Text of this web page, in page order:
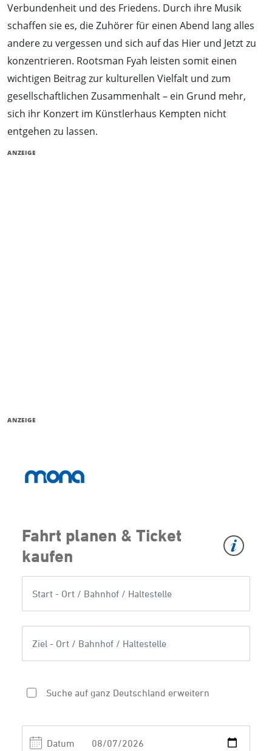
Verbundenheit und des Friedens. Durch ihre Musik
schaffen sie es, die Zuhörer für einen Abend lang alles
andere zu vergessen und sich auf das Hier und Jetzt zu
konzentrieren. Rootsman Fyah leisten somit einen
wichtigen Beitrag zur kulturellen Vielfalt und zum
gesellschaftlichen Zusammenhalt – ein Grund mehr,
sich ihr Konzert im Künstlerhaus Kempten nicht
entgehen zu lassen.
ANZEIGE
ANZEIGE